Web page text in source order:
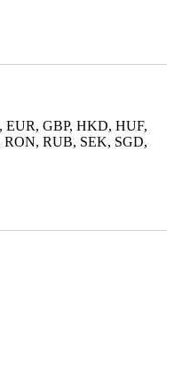
GBP, HKD, HUF,
RUB, SEK, SGD,